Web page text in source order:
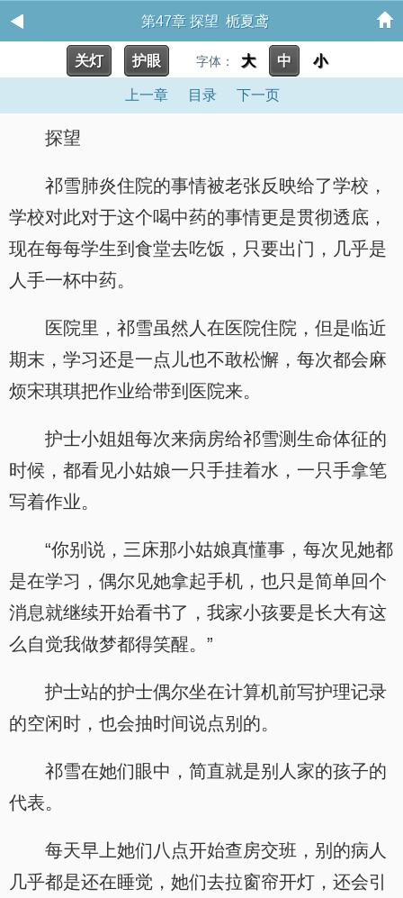
第47章 探望 栀夏鸢
关灯 护眼 字体： 大 中 小
上一章 目录 下一页
探望
祁雪肺炎住院的事情被老张反映给了学校，
学校对此对于这个喝中药的事情更是贯彻透底，
现在每每学生到食堂去吃饭，只要出门，几乎是
人手一杯中药。
医院里，祁雪虽然人在医院住院，但是临近
期末，学习还是一点儿也不敢松懈，每次都会麻
烦宋琪琪把作业给带到医院来。
护士小姐姐每次来病房给祁雪测生命体征的
时候，都看见小姑娘一只手挂着水，一只手拿笔
写着作业。
“你别说，三床那小姑娘真懂事，每次见她都
是在学习，偶尔见她拿起手机，也只是简单回个
消息就继续开始看书了，我家小孩要是长大有这
么自觉我做梦都得笑醒。”
护士站的护士偶尔坐在计算机前写护理记录
的空闲时，也会抽时间说点别的。
祁雪在她们眼中，简直就是别人家的孩子的
代表。
每天早上她们八点开始查房交班，别的病人
几乎都是还在睡觉，她们去拉窗帘开灯，还会引